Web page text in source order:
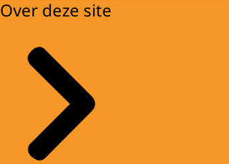
Over deze site